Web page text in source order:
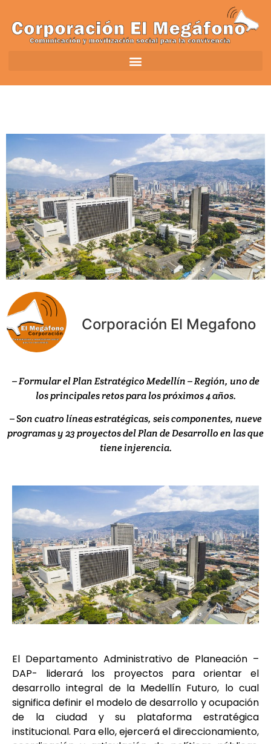
Corporación El Megafono
– Formular el Plan Estratégico Medellín – Región, uno de
los principales retos para los próximos 4 años.
– Son cuatro líneas estratégicas, seis componentes, nueve
programas y 23 proyectos del Plan de Desarrollo en las que
tiene injerencia.
El Departamento Administrativo de Planeación –
DAP- liderará los proyectos para orientar el
desarrollo integral de la Medellín Futuro, lo cual
significa definir el modelo de desarrollo y ocupación
de la ciudad y su plataforma estratégica
institucional. Para ello, ejercerá el direccionamiento,